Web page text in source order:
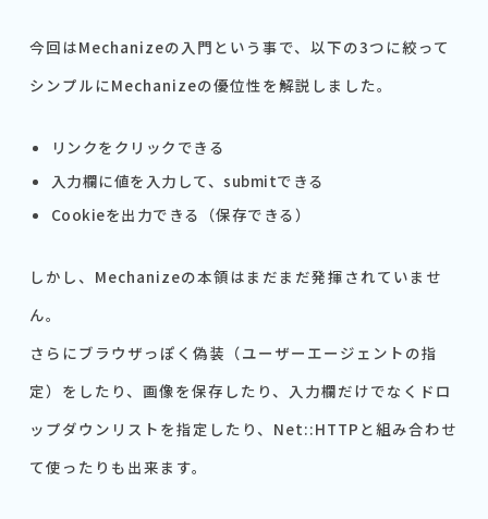
今回はMechanizeの入門という事で、以下の3つに絞って
シンプルにMechanizeの優位性を解説しました。
リンクをクリックできる
入力欄に値を入力して、submitできる
Cookieを出力できる（保存できる）
しかし、Mechanizeの本領はまだまだ発揮されていませ
ん。
さらにブラウザっぽく偽装（ユーザーエージェントの指
定）をしたり、画像を保存したり、入力欄だけでなくドロ
ップダウンリストを指定したり、Net::HTTPと組み合わせ
て使ったりも出来ます。